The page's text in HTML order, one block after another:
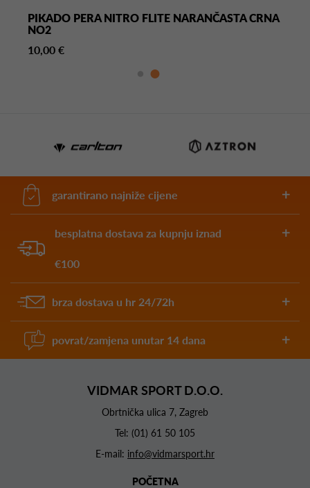
PIKADO PERA NITRO FLITE NARANČASTA CRNA
NO2
10,00 €
garantirano najniže cijene
besplatna dostava za kupnju iznad
€100
brza dostava u hr 24/72h
povrat/zamjena unutar 14 dana
VIDMAR SPORT D.O.O.
Obrtnička ulica 7, Zagreb
Tel: (01) 61 50 105
E-mail: info@vidmarsport.hr
POČETNA